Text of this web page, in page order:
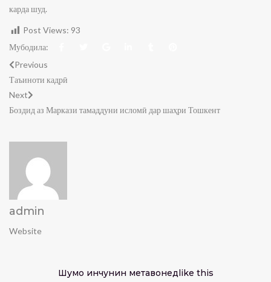
карда шуд.
Post Views: 93
Мубодила:
Previous
Таъиноти кадрӣ
Next
Боздид аз Маркази тамаддуни исломӣ дар шаҳри Тошкент
admin
Website
Шумо инчунин метавонед like this